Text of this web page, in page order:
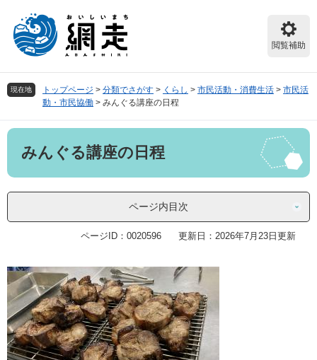
頭
で
飛
ば
へ
閲覧補助
現在地 トップページ > 分類でさがす > くらし > 市民活動・消費生活 > 市民活
動・市民協働 > みんぐる講座の日程
本
みんぐる講座の日程
ページ内目次
ページID：0020596 更新日：2026年7月23日更新